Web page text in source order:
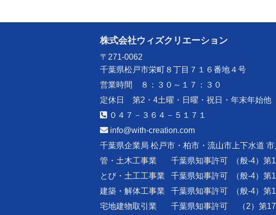
株式会社ウィズクリエーション
〒271-0062
千葉県松戸市栄町８丁目７１６番地４号
営業時間 ８：３０～１７：３０
定休日 第2・4土曜・日曜・祝日・年末年始他
０４７－３６４－５１７１
info@with-creation.com
千葉県企業局 松戸市・柏市・流山市上下水道
管・土木工事業
千葉県知事許可
（般-4）第
とび・土工工事業
千葉県知事許可
（般-4）第
建築・解体工事業
千葉県知事許可
（般-4）第
宅地建物取引業
千葉県知事許可 （2）第